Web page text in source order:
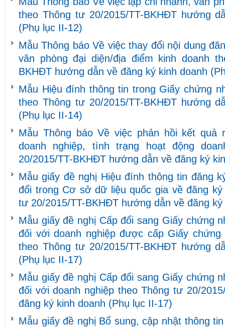
theo Thông tư 20/2015/TT-BKHĐT hướng
(Phụ lục II-12)
Mẫu Thông báo Về việc thay đổi nội dung
văn phòng đại diện/địa điểm kinh doanh
BKHĐT hướng dẫn về đăng ký kinh doanh
Mẫu Hiệu đính thông tin trong Giấy chứng
theo Thông tư 20/2015/TT-BKHĐT hướng
(Phụ lục II-14)
Mẫu Thông báo Về việc phản hồi kết quả
doanh nghiệp, tình trạng hoạt động
20/2015/TT-BKHĐT hướng dẫn về đăng ký
Mẫu giấy đề nghị Hiệu đính thông tin đăng
đổi trong Cơ sở dữ liệu quốc gia về đăng ký
tư 20/2015/TT-BKHĐT hướng dẫn về đăng
Mẫu giấy đề nghị Cấp đổi sang Giấy chứng
đối với doanh nghiệp được cấp Giấy
theo Thông tư 20/2015/TT-BKHĐT hướng
(Phụ lục II-17)
Mẫu giấy đề nghị Cấp đổi sang Giấy chứng
đối với doanh nghiệp theo Thông tư 20/
đăng ký kinh doanh (Phụ lục II-17)
Mẫu giấy đề nghị Bổ sung, cập nhật thông